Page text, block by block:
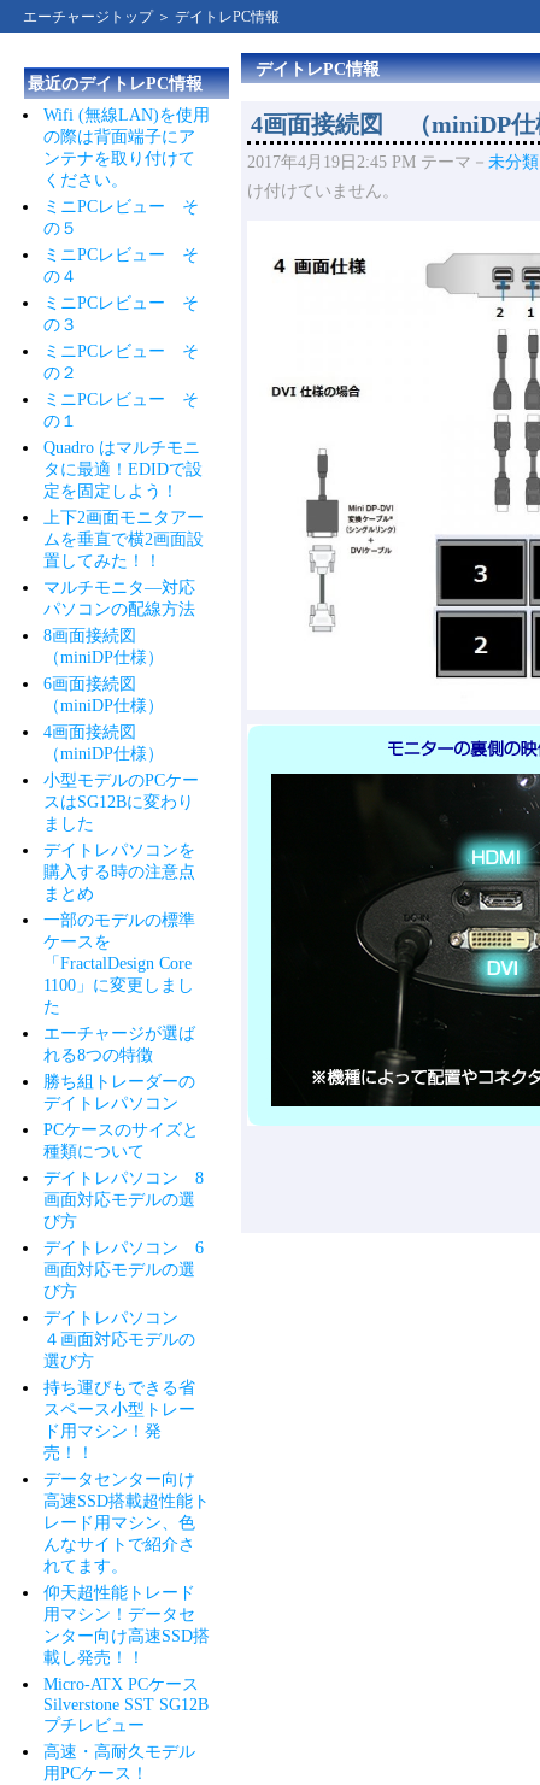
エーチャージトップ＞ デイトレPC情報
最近のデイトレPC情報
Wifi (無線LAN)を使用
の際は背面端子にア
ンテナを取り付けて
ください。
ミニPCレビュー そ
の５
ミニPCレビュー そ
の４
ミニPCレビュー そ
の３
ミニPCレビュー そ
の２
ミニPCレビュー そ
の１
Quadro はマルチモニ
タに最適！EDIDで設
定を固定しよう！
上下2画面モニタアー
ムを垂直で横2画面設
置してみた！！
マルチモニタ―対応
パソコンの配線方法
8画面接続図
（miniDP仕様）
6画面接続図
（miniDP仕様）
4画面接続図
（miniDP仕様）
小型モデルのPCケー
スはSG12Bに変わり
ました
デイトレパソコンを
購入する時の注意点
まとめ
一部のモデルの標準
ケースを
「FractalDesign Core
1100」に変更しまし
た
エーチャージが選ば
れる8つの特徴
勝ち組トレーダーの
デイトレパソコン
PCケースのサイズと
種類について
デイトレパソコン 8
画面対応モデルの選
び方
デイトレパソコン 6
画面対応モデルの選
び方
デイトレパソコン
４画面対応モデルの
選び方
持ち運びもできる省
スペース小型トレー
ド用マシン！発
売！！
データセンター向け
高速SSD搭載超性能ト
レード用マシン、色
んなサイトで紹介さ
れてます。
仰天超性能トレード
用マシン！データセ
ンター向け高速SSD搭
載し発売！！
Micro-ATX PCケース
Silverstone SST SG12B
プチレビュー
高速・高耐久モデル
用PCケース！
デイトレPC情報
4画面接続図 （miniDP仕
2017年4月19日2:45 PM テーマ－ 未分類
け付けていません。